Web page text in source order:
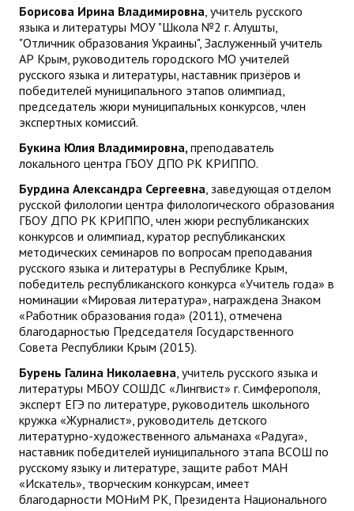
Борисова Ирина Владимировна, учитель русского
языка и литературы МОУ "Школа №2 г. Алушты,
"Отличник образования Украины", Заслуженный учитель
АР Крым, руководитель городского МО учителей
русского языка и литературы, наставник призёров и
победителей муниципального этапов олимпиад,
председатель жюри муниципальных конкурсов, член
экспертных комиссий.
Букина Юлия Владимировна,преподаватель
локального центра ГБОУ ДПО РК КРИППО.
Бурдина Александра Сергеевна, заведующая отделом
русской филологии центра филологического образования
ГБОУ ДПО РК КРИППО, член жюри республиканских
конкурсов и олимпиад, куратор республиканских
методических семинаров по вопросам преподавания
русского языка и литературы в Республике Крым,
победитель республиканского конкурса «Учитель года» в
номинации «Мировая литература», награждена Знаком
«Работник образования года» (2011), отмечена
благодарностью Председателя Государственного
Совета Республики Крым (2015).
Бурень Галина Николаевна, учитель русского языка и
литературы МБОУ СОШДС «Лингвист» г. Симферополя,
эксперт ЕГЭ по литературе, руководитель школьного
кружка «Журналист», руководитель детского
литературно-художественного альманаха «Радуга»,
наставник победителей иуниципального этапа ВСОШ по
русскому языку и литературе, защите работ МАН
«Искатель», творческим конкурсам, имеет
благодарности МОНиМ РК, Президента Национального